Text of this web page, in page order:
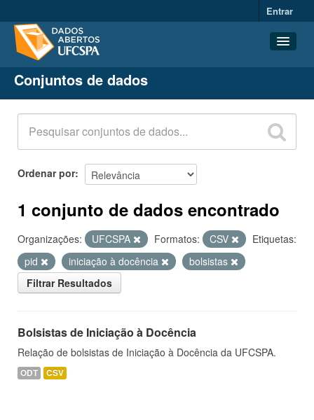
Entrar
Conjuntos de dados
Organizações
Grupos
Sobre
Conjuntos de dados
Ordenar por
1 conjunto de dados encontrado
Organizações: UFCSPA Formatos: CSV
Etiquetas:
pid
iniciação à docência
bolsistas
Filtrar Resultados
Bolsistas de Iniciação à Docência
Relação de bolsistas de Iniciação à Docência da UFCSPA.
ODT CSV